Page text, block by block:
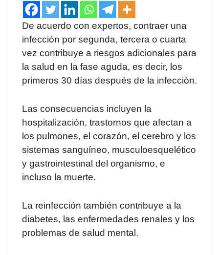
De acuerdo con expertos, contraer una
infección por segunda, tercera o cuarta
vez contribuye a riesgos adicionales para
la salud en la fase aguda, es decir, los
primeros 30 días después de la infección.
Las consecuencias incluyen la
hospitalización, trastornos que afectan a
los pulmones, el corazón, el cerebro y los
sistemas sanguíneo, musculoesquelético
y gastrointestinal del organismo, e
incluso la muerte.
La reinfección también contribuye a la
diabetes, las enfermedades renales y los
problemas de salud mental.